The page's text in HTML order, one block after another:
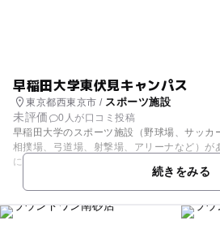
早稲田大学東伏見キャンパス
東京都西東京市 / スポーツ施設
未評価
0人が口コミ投稿
早稲田大学のスポーツ施設（野球場、サッカ
相撲場、弓道場、射撃場、アリーナなど）が
にいたるまで、早稲田スポーツの聖地として
続きをみる